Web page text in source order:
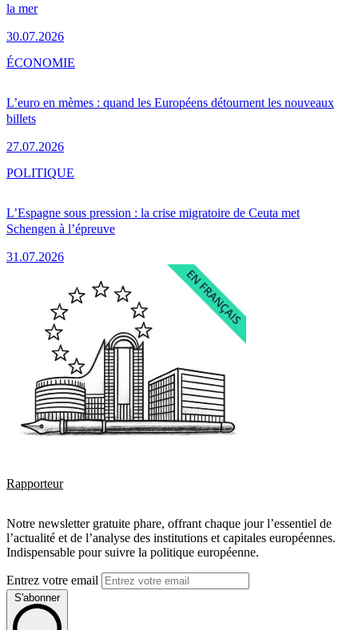
la mer
30.07.2026
L’euro en mèmes : quand les Européens détournent les nouveaux
billets
27.07.2026
ÉCONOMIE
L’Espagne sous pression : la crise migratoire de Ceuta met
Schengen à l’épreuve
31.07.2026
POLITIQUE
Rapporteur
Notre newsletter gratuite phare, offrant chaque jour l’essentiel de
l’actualité et de l’analyse des institutions et capitales européennes.
Indispensable pour suivre la politique européenne.
Entrez votre email
S'abonner